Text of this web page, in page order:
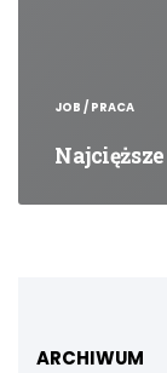
JOB / PRACA
ARCHIWUM